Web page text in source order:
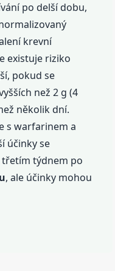
po delší dobu,
krevní
existuje riziko
pokud se
než 2 g (4
několik dní.
s warfarinem a
účinky se
třetím týdnem po
, ale účinky mohou